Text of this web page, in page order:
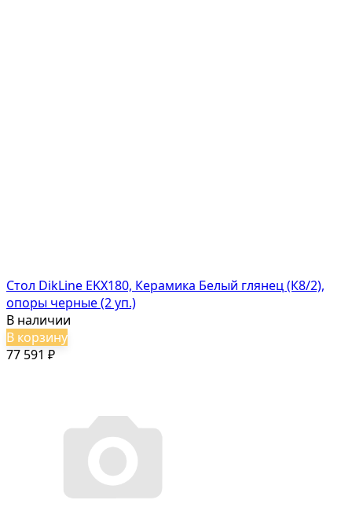
Стол DikLine EKX180, Керамика Белый глянец (К8/2),
опоры черные (2 уп.)
В наличии
В корзину
77 591 ₽